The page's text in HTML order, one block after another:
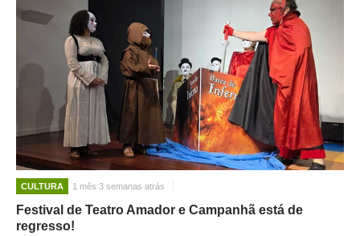
CULTURA 1 mês 3 semanas atrás
Festival de Teatro Amador e Campanhã está de
regresso!